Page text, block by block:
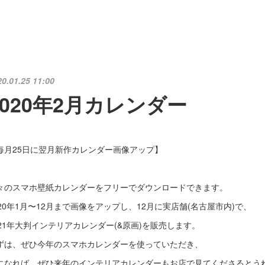
11:00
年2月カレンダー
月25日に翌月新作カレンダー画像アップ】
のスマホ壁紙カレンダーをフリーでダウンロードできます。
年1月〜12月まで画像をアップし、12月に実店舗(名古屋市内)で、
年大判インテリアカレンダー(&原画)を販売します。
は、ぜひ今年のスマホカレンダーを使っていただき、
なれば、ぜひ来年のインテリアカレンダーもお店で見てくださるとう